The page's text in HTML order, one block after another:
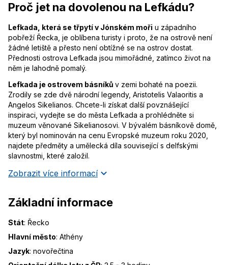
Proč jet na dovolenou na Lefkádu?
Lefkada, která se třpytí v Jónském moři u západního
pobřeží Řecka, je oblíbena turisty i proto, že na ostrově není
žádné letiště a přesto není obtížné se na ostrov dostat.
Přednosti ostrova Lefkada jsou mimořádné, zatímco život na
něm je lahodně pomalý.
Lefkada je ostrovem básníků v zemi bohaté na poezii.
Zrodily se zde dvě národní legendy, Aristotelis Valaoritis a
Angelos Sikelianos. Chcete-li získat další povznášející
inspiraci, vydejte se do města Lefkada a prohlédněte si
muzeum věnované Sikelianosovi. V bývalém básníkově domě,
který byl nominován na cenu Evropské muzeum roku 2020,
najdete předměty a umělecká díla související s delfskými
slavnostmi, které založil.
Zobrazit více informací
Základní informace
Stát: Řecko
Hlavní město: Athény
Jazyk: novořečtina